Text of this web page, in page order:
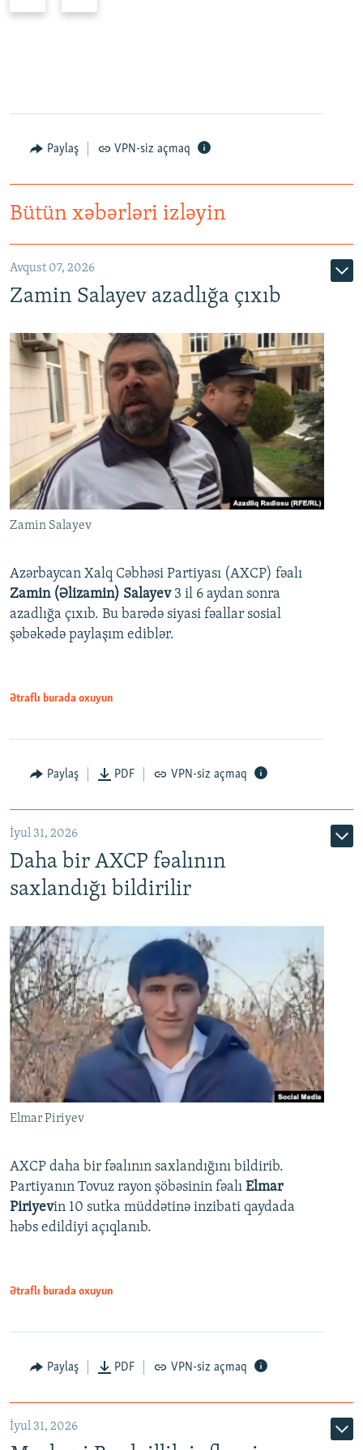
d
l
y
d
Paylaş VPN-siz açmaq
Bütün xəbərləri izləyin
Avqust 07, 2026
Zamin Salayev azadlığa çıxıb
Zamin Salayev
Azərbaycan Xalq Cəbhəsi Partiyası (AXCP) fəalı
Zamin (Əlizamin) Salayev 3 il 6 aydan sonra
azadlığa çıxıb. Bu barədə siyasi fəallar sosial
şəbəkədə paylaşım ediblər.
Ətraflı burada oxuyun
Paylaş PDF VPN-siz açmaq
İyul 31, 2026
Daha bir AXCP fəalının
saxlandığı bildirilir
Elmar Piriyev
AXCP daha bir fəalının saxlandığını bildirib.
Partiyanın Tovuz rayon şöbəsinin fəalı Elmar
Piriyevin 10 sutka müddətinə inzibati qaydada
həbs edildiyi açıqlanıb.
Ətraflı burada oxuyun
Paylaş PDF VPN-siz açmaq
İyul 31, 2026